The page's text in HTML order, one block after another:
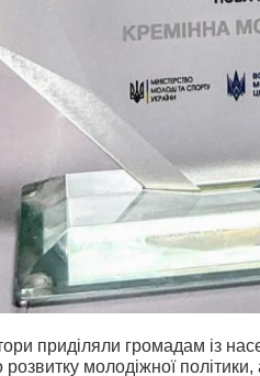
приділяли громадам із
молодіжної